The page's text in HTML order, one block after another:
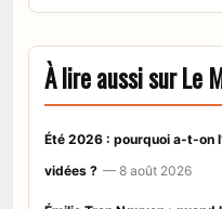
À lire aussi sur Le
Été 2026 : pourquoi a-t-on
vidées ? — 8 août 2026